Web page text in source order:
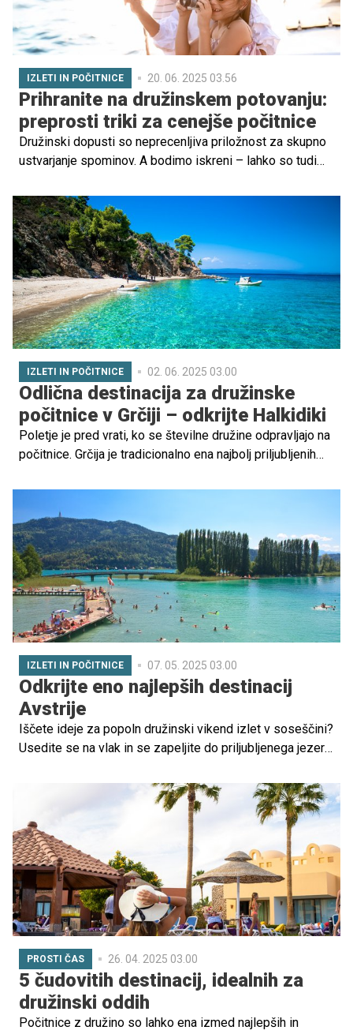
IZLETI IN POČITNICE 20. 06. 2025 03.56
Prihranite na družinskem potovanju:
preprosti triki za cenejše počitnice
Družinski dopusti so neprecenljiva priložnost za skupno
ustvarjanje spominov. A bodimo iskreni – lahko so tudi
presežejo načrtovani proračun, zato si mnoge družine
vsakoletnih počitnic preprosto ne morejo privoščiti.
IZLETI IN POČITNICE 02. 06. 2025 03.00
Odlična destinacija za družinske
počitnice v Grčiji – odkrijte Halkidiki
Poletje je pred vrati, ko se številne družine odpravljajo na
počitnice. Grčija je tradicionalno ena najbolj priljubljenih
družine. Med vsemi grškimi destinacijami izstopa ena kot
najboljša za družinski oddih – Halkidiki.
IZLETI IN POČITNICE 07. 05. 2025 03.00
Odkrijte eno najlepših destinacij
Avstrije
Iščete ideje za popoln družinski vikend izlet v soseščini?
Usedite se na vlak in se zapeljite do priljubljenega jezera,
nešteto možnosti za aktivno preživljanje prostega časa,
sprostitev in uživanje v naravnih lepotah. Uganete, za
katero jezero gre?
PROSTI ČAS 26. 04. 2025 03.00
5 čudovitih destinacij, idealnih za
družinski oddih
Počitnice z družino so lahko ena izmed najlepših in